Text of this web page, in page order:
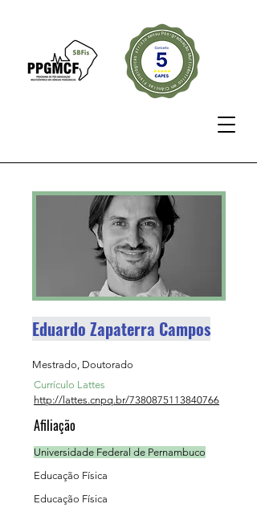
Eduardo Zapaterra Campos
Mestrado, Doutorado
Currículo Lattes
http://lattes.cnpq.br/7380875113840766
Afiliação
Universidade Federal de Pernambuco
Educação Física
Educação Física